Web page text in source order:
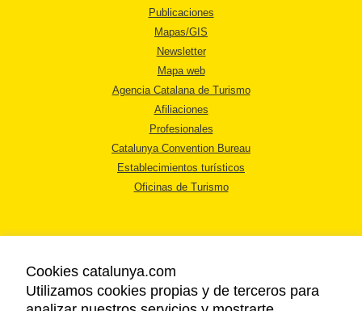
Publicaciones
Mapas/GIS
Newsletter
Mapa web
Agencia Catalana de Turismo
Afiliaciones
Profesionales
Catalunya Convention Bureau
Establecimientos turísticos
Oficinas de Turismo
AVISO LEGAL
Cookies catalunya.com
Utilizamos cookies propias y de terceros para